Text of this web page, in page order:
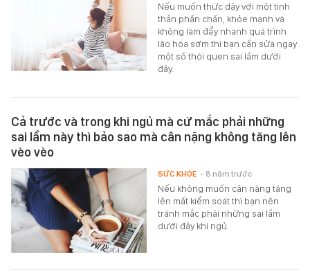
Nếu muốn thức dậy với một tinh
thần phấn chấn, khỏe mạnh và
không làm đẩy nhanh quá trình
lão hóa sớm thì bạn cần sửa ngay
một số thói quen sai lầm dưới
đây.
Cả trước và trong khi ngủ mà cứ mắc phải những
sai lầm này thì bảo sao mà cân nặng không tăng lên
vèo vèo
Nếu không muốn cân nặng tăng
lên mất kiểm soát thì bạn nên
tránh mắc phải những sai lầm
dưới đây khi ngủ.
SỨC KHỎE - 8 năm trước